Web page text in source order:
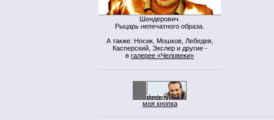
Шендерович.
Рыцарь непечатного образа.
А также: Носик, Мошков, Лебедев,
Касперский, Экслер и другие -
в галерее «Человеки»
моя кнопка